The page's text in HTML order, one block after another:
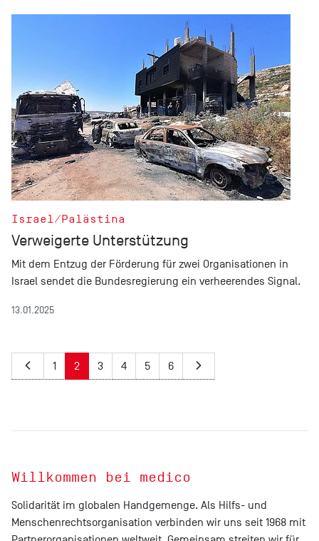
Israel/Palästina
Verweigerte Unterstützung
Mit dem Entzug der Förderung für zwei Organisationen in
Israel sendet die Bundesregierung ein verheerendes Signal.
13.01.2025
1 2 3 4 5 6
Willkommen bei medico
Solidarität im globalen Handgemenge. Als Hilfs- und
Menschenrechtsorganisation verbinden wir uns seit 1968 mit